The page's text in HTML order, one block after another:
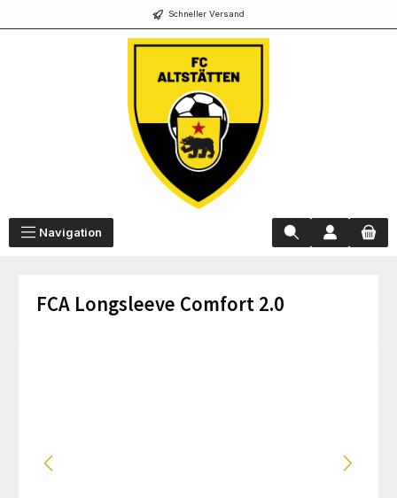
Schneller Versand
Navigation
FCA Longsleeve Comfort 2.0